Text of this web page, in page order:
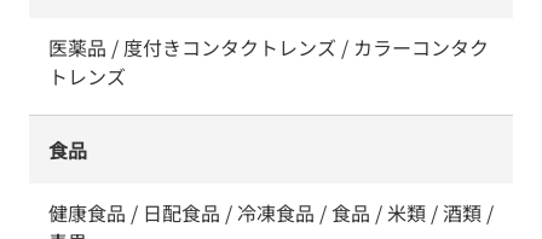
医薬品 / 度付きコンタクトレンズ / カラーコンタク
トレンズ
食品
健康食品 / 日配食品 / 冷凍食品 / 食品 / 米類 / 酒類 /